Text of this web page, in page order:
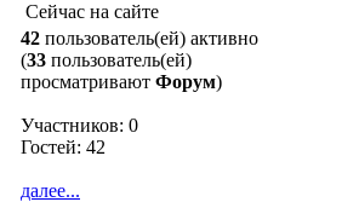
Сейчас на сайте
42 пользователь(ей) активно
(33 пользователь(ей)
просматривают Форум)
Участников: 0
Гостей: 42
далее...